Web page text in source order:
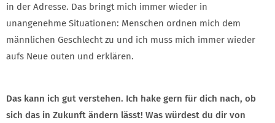
in der Adresse. Das bringt mich immer wieder in
unangenehme Situationen: Menschen ordnen mich dem
männlichen Geschlecht zu und ich muss mich immer wieder
aufs Neue outen und erklären.
Das kann ich gut verstehen. Ich hake gern für dich nach, ob
sich das in Zukunft ändern lässt! Was würdest du dir von